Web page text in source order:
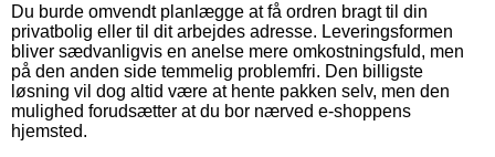
Du burde omvendt planlægge at få ordren bragt til din
privatbolig eller til dit arbejdes adresse. Leveringsformen
bliver sædvanligvis en anelse mere omkostningsfuld, men
på den anden side temmelig problemfri. Den billigste
løsning vil dog altid være at hente pakken selv, men den
mulighed forudsætter at du bor nærved e-shoppens
hjemsted.